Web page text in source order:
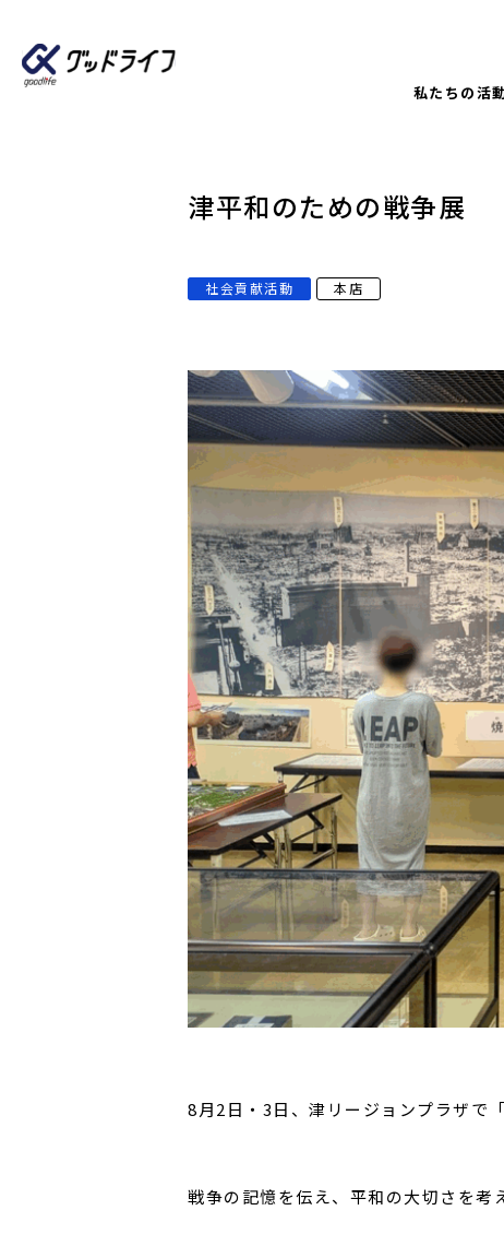
私たちの活
津平和のための戦争展
社会貢献活動 本店
8月2日・3日、津リージョンプラザで
戦争の記憶を伝え、平和の大切さを考